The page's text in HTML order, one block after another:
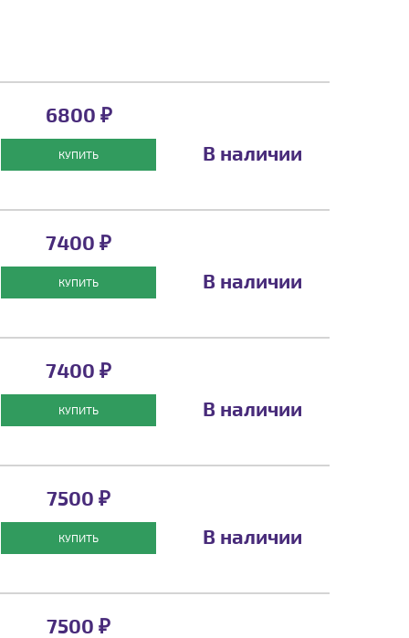
6800 ₽
КУПИТЬ В наличии
7400 ₽
КУПИТЬ В наличии
7400 ₽
КУПИТЬ В наличии
7500 ₽
КУПИТЬ В наличии
7500 ₽